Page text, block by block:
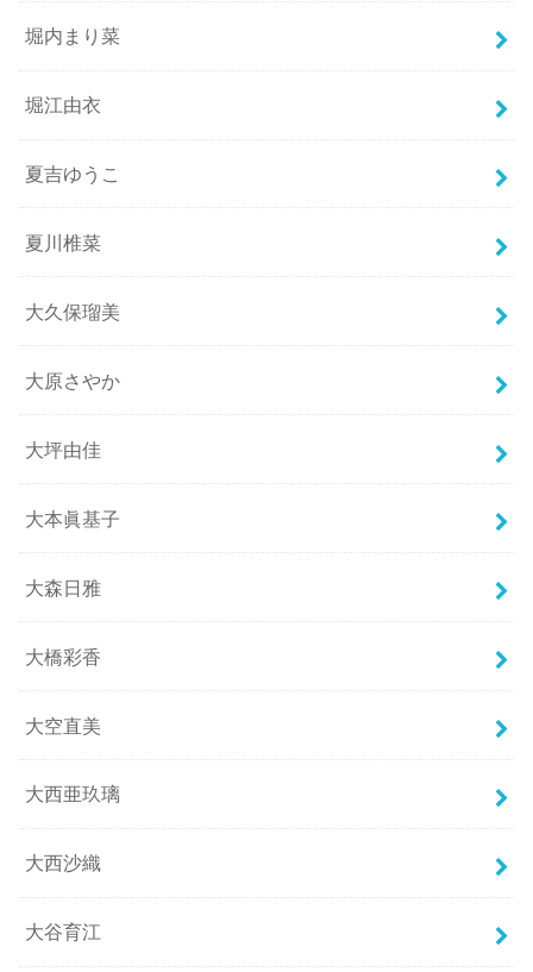
堀内まり菜
堀江由衣
夏吉ゆうこ
夏川椎菜
大久保瑠美
大原さやか
大坪由佳
大本眞基子
大森日雅
大橋彩香
大空直美
大西亜玖璃
大西沙織
大谷育江